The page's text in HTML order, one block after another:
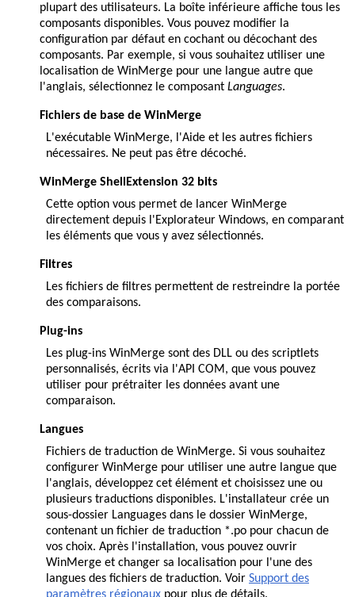
plupart des utilisateurs. La boîte inférieure affiche tous les
composants disponibles. Vous pouvez modifier la
configuration par défaut en cochant ou décochant des
composants. Par exemple, si vous souhaitez utiliser une
localisation de WinMerge pour une langue autre que
l'anglais, sélectionnez le composant Languages.
Fichiers de base de WinMerge
L'exécutable WinMerge, l'Aide et les autres fichiers
nécessaires. Ne peut pas être décoché.
WinMerge ShellExtension 32 bits
Cette option vous permet de lancer WinMerge
directement depuis l'Explorateur Windows, en comparant
les éléments que vous y avez sélectionnés.
Filtres
Les fichiers de filtres permettent de restreindre la portée
des comparaisons.
Plug-ins
Les plug-ins WinMerge sont des DLL ou des scriptlets
personnalisés, écrits via l'API COM, que vous pouvez
utiliser pour prétraiter les données avant une
comparaison.
Langues
Fichiers de traduction de WinMerge. Si vous souhaitez
configurer WinMerge pour utiliser une autre langue que
l'anglais, développez cet élément et choisissez une ou
plusieurs traductions disponibles. L'installateur crée un
sous-dossier Languages dans le dossier WinMerge,
contenant un fichier de traduction *.po pour chacun de
vos choix. Après l'installation, vous pouvez ouvrir
WinMerge et changer sa localisation pour l'une des
langues des fichiers de traduction. Voir Support des
paramètres régionaux pour plus de détails.